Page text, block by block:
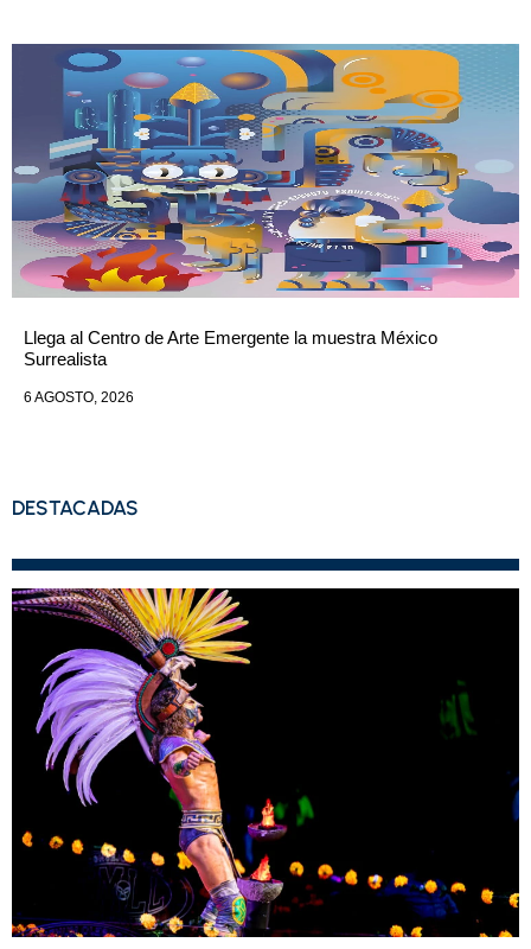
Llega al Centro de Arte Emergente la muestra México
Surrealista
6 AGOSTO, 2026
DESTACADAS